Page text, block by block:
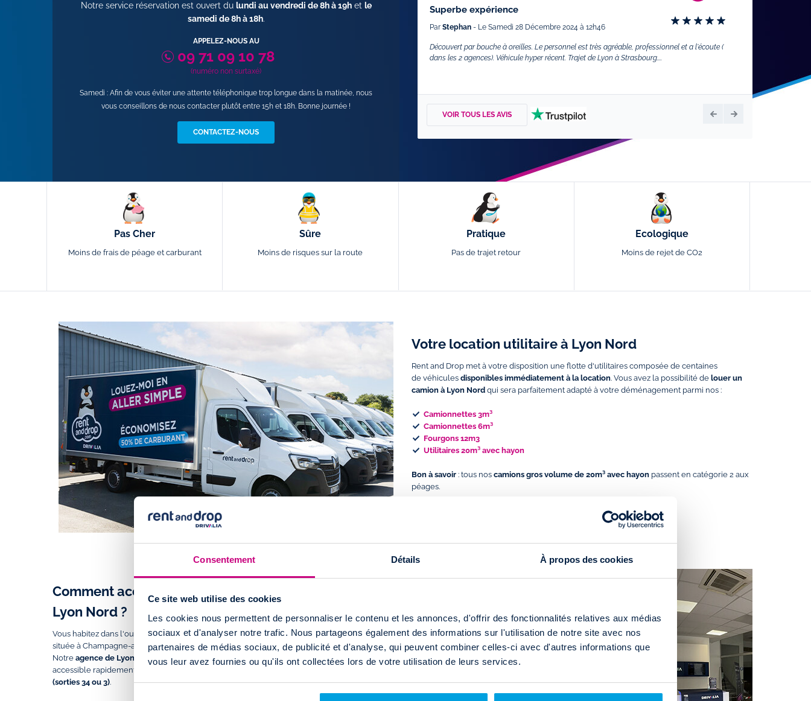
Consentement Détails À propos des cookies
Ce site web utilise des cookies
Les cookies nous permettent de personnaliser le contenu et les annonces, d'offrir des fonctionnalités relatives aux médias
sociaux et d'analyser notre trafic. Nous partageons également des informations sur l'utilisation de notre site avec nos
partenaires de médias sociaux, de publicité et d'analyse, qui peuvent combiner celles-ci avec d'autres informations que
vous leur avez fournies ou qu'ils ont collectées lors de votre utilisation de leurs services.
Notre service réservation est ouvert du lundi au vendredi de 8h à 19het le
samedi de 8h à 18h.
APPELEZ-NOUS AU
09 71 09 10 78
(numéro non surtaxé)
Samedi : Afin de vous éviter une attente téléphonique trop longue dans la matinée, nous
vous conseillons de nous contacter plutôt entre 15h et 18h. Bonne journée !
CONTACTEZ-NOUS
Superbe expérience
Par Stephan - Le Samedi 28 Décembre 2024 à 12h46
Découvert par bouche à oreilles. Le personnel est très agréable, professionnel et a l'écoute (
dans les 2 agences). Véhicule hyper récent. Trajet de Lyon à Strasbourg....
VOIR TOUS LES AVIS
Pas Cher
Moins de frais de péage et carburant
Sûre
Moins de risques sur la route
Pratique
Pas de trajet retour
Ecologique
Moins de rejet de CO2
Votre location utilitaire à Lyon Nord
Rent and Drop met à votre disposition une flotte d'utilitaires composée de centaines
de véhicules disponibles immédiatement à la location. Vous avez la possibilité de louer un
camion à Lyon Nord qui sera parfaitement adapté à votre déménagement parmi nos :
Camionnettes 3m³
Camionnettes 6m³
Fourgons 12m3
Utilitaires 20m³ avec hayon
Bon à savoir : tous nos camions gros volume de 20m³ avec hayon passent en catégorie 2 aux
péages.
Comment accéder à l'agence de location utilitaire à
Lyon Nord ?
Vous habitez dans l'ouest lyonnais et chercher à louer un camion à Lyon Nord ? Notre agence
située à Champagne-au-Mont-d'Or, est à moins de20 minutes du centre-ville de Lyon..
Notre agence de Lyon Nordse situe le long de la D306 (avenue du Général de Gaulle) et est
accessible rapidement par le
(sorties 34 ou 3).